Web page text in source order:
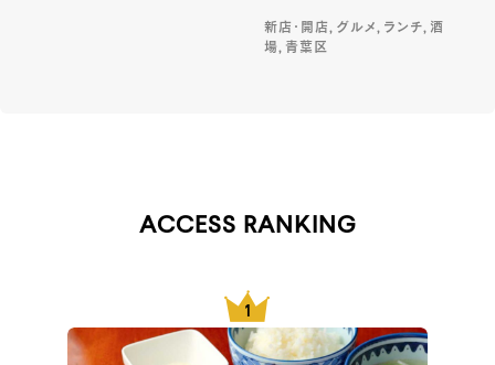
新店・開店, グルメ, ランチ, 酒
場, 青葉区
ACCESS RANKING